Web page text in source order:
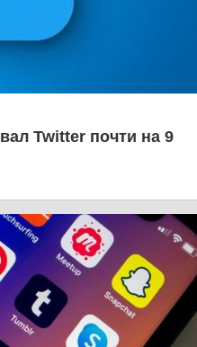
Twitter почти на 9